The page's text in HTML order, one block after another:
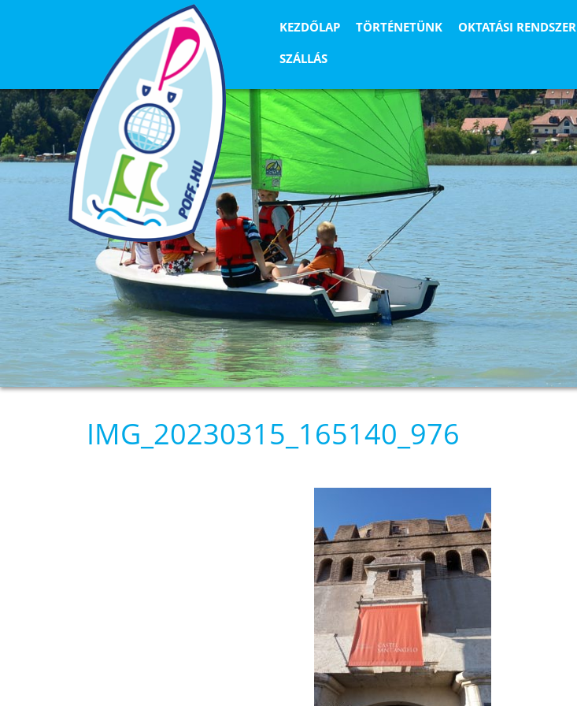
KEZDŐLAP TÖRTÉNETÜNK OKTATÁSI RENDSZER
SZÁLLÁS
IMG_20230315_165140_976